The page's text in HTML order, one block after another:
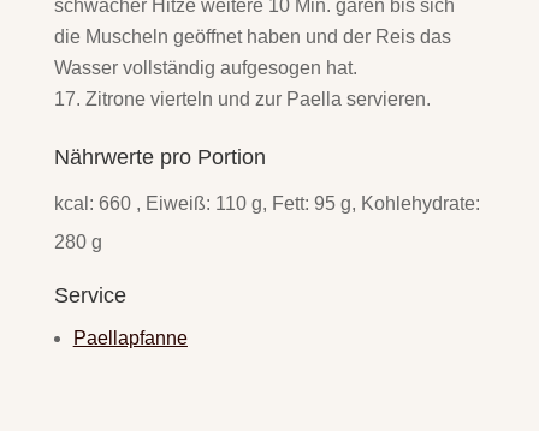
schwacher Hitze weitere 10 Min. garen bis sich
die Muscheln geöffnet haben und der Reis das
Wasser vollständig aufgesogen hat.
Zitrone vierteln und zur Paella servieren.
Nährwerte pro Portion
kcal: 660 , Eiweiß: 110 g, Fett: 95 g, Kohlehydrate:
280 g
Service
Paellapfanne